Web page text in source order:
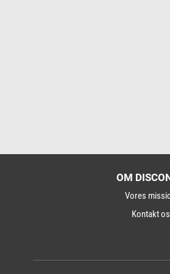
OM
Vores
Kontakt os